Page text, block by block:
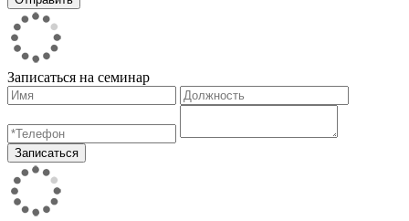
Записаться на семинар